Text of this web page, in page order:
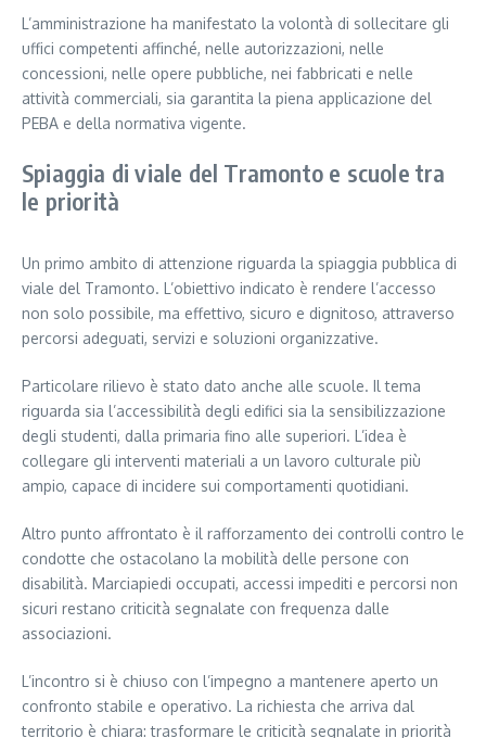
L’amministrazione ha manifestato la volontà di sollecitare gli
uffici competenti affinché, nelle autorizzazioni, nelle
concessioni, nelle opere pubbliche, nei fabbricati e nelle
attività commerciali, sia garantita la piena applicazione del
PEBA e della normativa vigente.
Spiaggia di viale del Tramonto e scuole tra
le priorità
Un primo ambito di attenzione riguarda la spiaggia pubblica di
viale del Tramonto. L’obiettivo indicato è rendere l’accesso
non solo possibile, ma effettivo, sicuro e dignitoso, attraverso
percorsi adeguati, servizi e soluzioni organizzative.
Particolare rilievo è stato dato anche alle scuole. Il tema
riguarda sia l’accessibilità degli edifici sia la sensibilizzazione
degli studenti, dalla primaria fino alle superiori. L’idea è
collegare gli interventi materiali a un lavoro culturale più
ampio, capace di incidere sui comportamenti quotidiani.
Altro punto affrontato è il rafforzamento dei controlli contro le
condotte che ostacolano la mobilità delle persone con
disabilità. Marciapiedi occupati, accessi impediti e percorsi non
sicuri restano criticità segnalate con frequenza dalle
associazioni.
L’incontro si è chiuso con l’impegno a mantenere aperto un
confronto stabile e operativo. La richiesta che arriva dal
territorio è chiara: trasformare le criticità segnalate in priorità